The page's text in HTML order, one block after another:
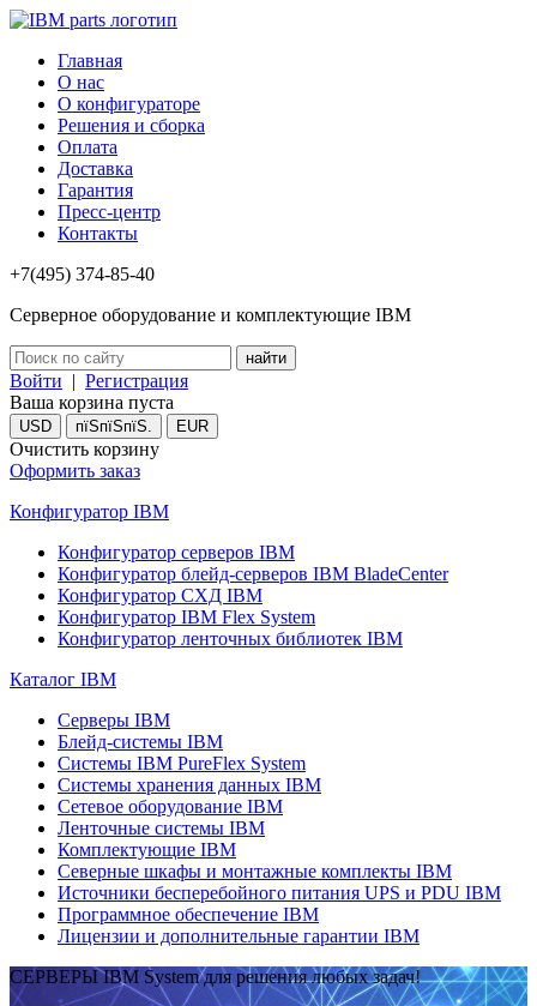
Главная
О нас
О конфигураторе
Решения и сборка
Оплата
Доставка
Гарантия
Пресс-центр
Контакты
+7(495) 374-85-40
Серверное оборудование и комплектующие IBM
Войти | Регистрация
Ваша корзина пуста
USD пїЅпїЅпїЅ. EUR
Очистить корзину
Оформить заказ
Конфигуратор IBM
Конфигуратор серверов IBM
Конфигуратор блейд-серверов IBM BladeCenter
Конфигуратор СХД IBM
Конфигуратор IBM Flex System
Конфигуратор ленточных библиотек IBM
Каталог IBM
Серверы IBM
Блейд-системы IBM
Системы IBM PureFlex System
Системы хранения данных IBM
Сетевое оборудование IBM
Ленточные системы IBM
Комплектующие IBM
Северные шкафы и монтажные комплекты IBM
Источники бесперебойного питания UPS и PDU IBM
Программное обеспечение IBM
Лицензии и дополнительные гарантии IBM
СЕРВЕРЫ IBM System для решения любых задач!